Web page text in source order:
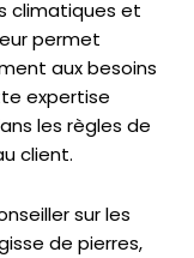
climatiques et
permet
aux besoins
expertise
les règles de
client.
sur les
de pierres,